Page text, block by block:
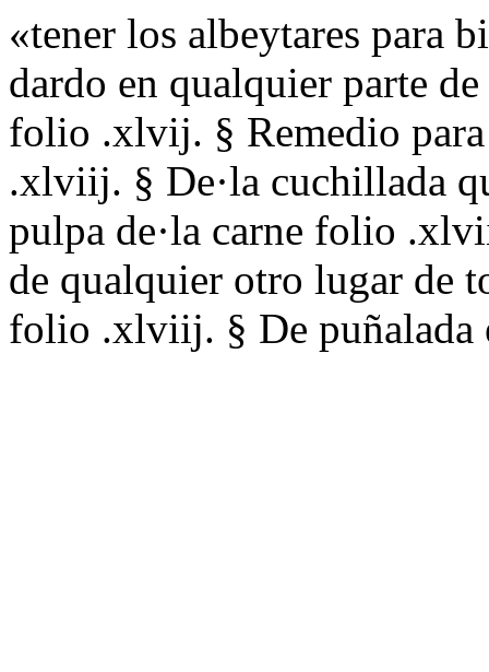
«tener los albeytares para
dardo en qualquier parte
folio .xlvij. § Remedio
.xlviij. § De·la cuchillada
pulpa de·la carne folio
de qualquier otro lugar de
folio .xlviij. § De puñalada